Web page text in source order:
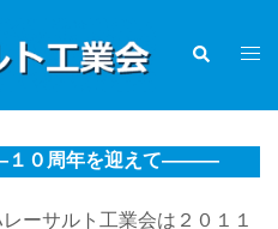
検
索
ト
ル
メ
ニ
ュ
０周年を迎えて―――
ーサルト工業会は２０１１